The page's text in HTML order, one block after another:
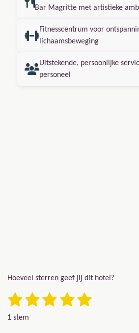
Bar Magritte met artistieke
Fitnesscentrum voor
lichaamsbeweging
Uitstekende, persoonlijke
personeel
Hoeveel sterren geef jij dit hotel?
Rating: 5 sterren
1 ster2 sterren
3 sterren
4 sterren
5 sterren
Stemmen
1 stem